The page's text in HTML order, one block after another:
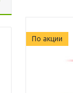
По акции